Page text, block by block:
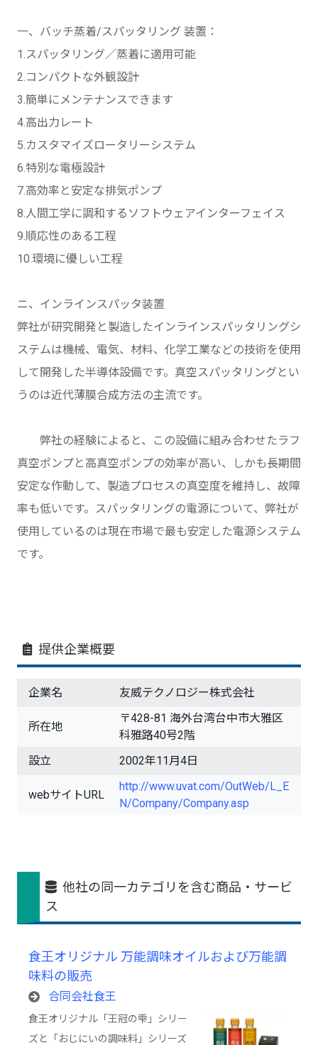
一、バッチ蒸着/スパッタリング 装置：
1.スパッタリング／蒸着に適用可能
2.コンパクトな外観設計
3.簡単にメンテナンスできます
4.高出力レート
5.カスタマイズロータリーシステム
6.特別な電極設計
7.高効率と安定な排気ポンプ
8.人間工学に調和するソフトウェアインターフェイス
9.順応性のある工程
10.環境に優しい工程
ニ、インラインスパッタ装置
弊社が研究開発と製造したインラインスパッタリングシ
ステムは機械、電気、材料、化学工業などの技術を使用
して開発した半導体設備です。真空スパッタリングとい
うのは近代薄膜合成方法の主流です。
弊社の経験によると、この設備に組み合わせたラフ
真空ポンプと高真空ポンプの効率が高い、しかも長期間
安定な作動して、製造プロセスの真空度を維持し、故障
率も低いです。スパッタリングの電源について、弊社が
使用しているのは現在市場で最も安定した電源システム
です。
提供企業概要
企業名 友威テクノロジー株式会社
所在地
〒428-81 海外台湾台中市大雅区
科雅路40号2階
設立
2002年11月4日
webサイトURL
http://www.uvat.com/OutWeb/L_E
N/Company/Company.asp
他社の同一カテゴリを含む商品・サービ
ス
食王オリジナル 万能調味オイルおよび万能調
味料の販売
合同会社食王
食王オリジナル「王冠の雫」シリー
ズと「おじにいの調味料」シリーズ